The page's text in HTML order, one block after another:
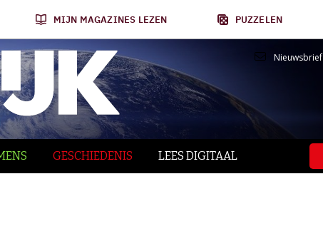
MIJN MAGAZINES LEZEN PUZZELEN
Nieuwsbrief
GESCHIEDENIS LEES DIGITAAL